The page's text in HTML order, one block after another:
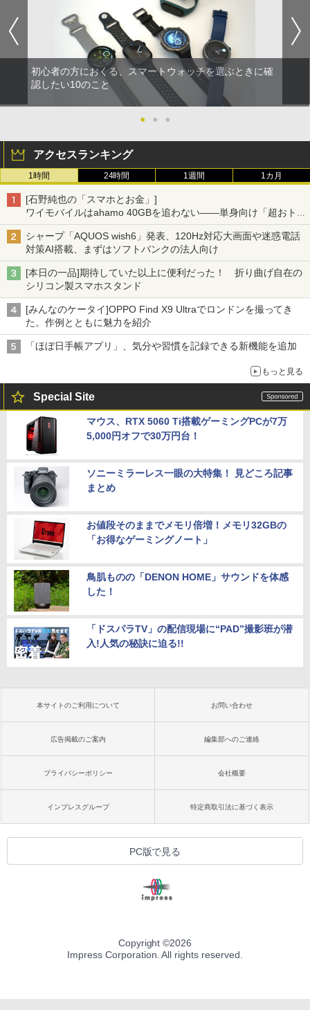
初心者の方におくる、スマートウォッチを選ぶときに確
認したい10のこと
● ● ●
アクセスランキング
1時間 24時間 1週間 1カ月
[石野純也の「スマホとお金」]
ワイモバイルはahamo 40GBを追わない――単身向け「超おトク
割」の安さと1年限定の注意点
シャープ「AQUOS wish6」発表、120Hz対応大画面や迷惑電話
対策AI搭載、まずはソフトバンクの法人向け
[本日の一品]期待していた以上に便利だった！ 折り曲げ自在の
シリコン製スマホスタンド
[みんなのケータイ]OPPO Find X9 Ultraでロンドンを撮ってき
た。作例とともに魅力を紹介
「ほぼ日手帳アプリ」、気分や習慣を記録できる新機能を追加
もっと見る
Special Site
マウス、RTX 5060 Ti搭載ゲーミングPCが7万
5,000円オフで30万円台！
ソニーミラーレス一眼の大特集！ 見どころ記事
まとめ
お値段そのままでメモリ倍増！メモリ32GBの
「お得なゲーミングノート」
鳥肌ものの「DENON HOME」サウンドを体感
した！
「ドスパラTV」の配信現場に“PAD”撮影班が潜
入!人気の秘訣に迫る!!
本サイトのご利用について お問い合わせ
広告掲載のご案内 編集部へのご連絡
プライバシーポリシー 会社概要
インプレスグループ 特定商取引法に基づく表示
PC版で見る
Copyright ©2026
Impress Corporation. All rights reserved.